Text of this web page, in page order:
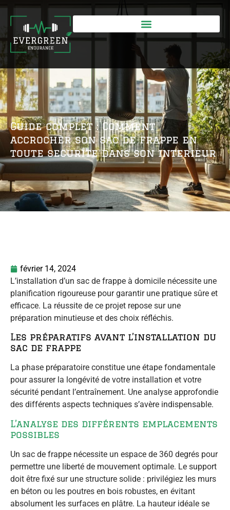
Guide complet : Comment
accrocher son sac de frappe en
toute securite dans son interieur
février 14, 2024
L’installation d’un sac de frappe à domicile nécessite une
planification rigoureuse pour garantir une pratique sûre et
efficace. La réussite de ce projet repose sur une
préparation minutieuse et des choix réfléchis.
Les préparatifs avant l’installation du
sac de frappe
La phase préparatoire constitue une étape fondamentale
pour assurer la longévité de votre installation et votre
sécurité pendant l’entraînement. Une analyse approfondie
des différents aspects techniques s’avère indispensable.
L’analyse des différents emplacements
possibles
Un sac de frappe nécessite un espace de 360 degrés pour
permettre une liberté de mouvement optimale. Le support
doit être fixé sur une structure solide : privilégiez les murs
en béton ou les poutres en bois robustes, en évitant
absolument les surfaces en plâtre. La hauteur idéale se